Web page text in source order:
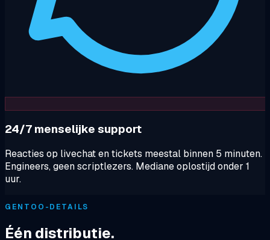
24/7 menselijke support
Reacties op livechat en tickets meestal binnen 5 minuten.
Engineers, geen scriptlezers. Mediane oplostijd onder 1
uur.
GENTOO-DETAILS
Één distributie.